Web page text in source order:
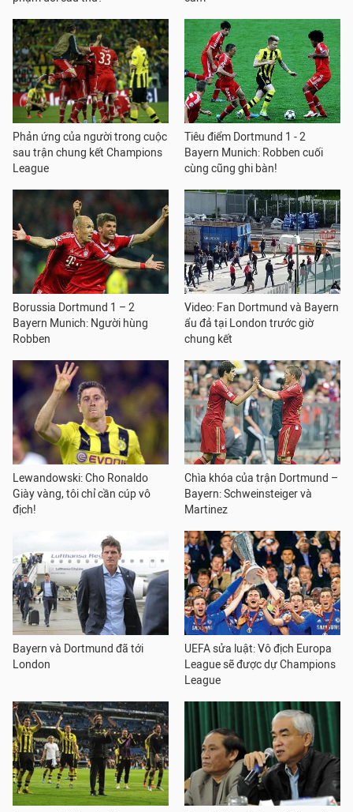
Phản ứng của người trong cuộc
sau trận chung kết Champions
League
Tiêu điểm Dortmund 1 - 2
Bayern Munich: Robben cuối
cùng cũng ghi bàn!
Borussia Dortmund 1 – 2
Bayern Munich: Người hùng
Robben
Video: Fan Dortmund và Bayern
ẩu đả tại London trước giờ
chung kết
Lewandowski: Cho Ronaldo
Giày vàng, tôi chỉ cần cúp vô
địch!
Chìa khóa của trận Dortmund –
Bayern: Schweinsteiger và
Martinez
Bayern và Dortmund đã tới
London
UEFA sửa luật: Vô địch Europa
League sẽ được dự Champions
League